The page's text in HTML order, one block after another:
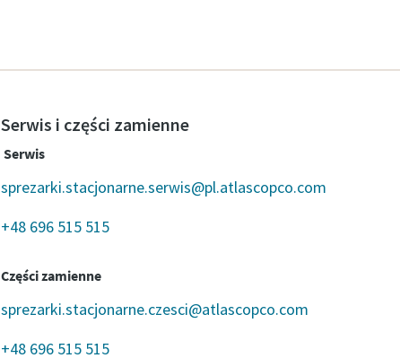
Serwis i części zamienne
Serwis
sprezarki.stacjonarne.serwis@pl.atlascopco.com
+48 696 515 515
Części zamienne
sprezarki.stacjonarne.czesci@atlascopco.com
+48 696 515 515